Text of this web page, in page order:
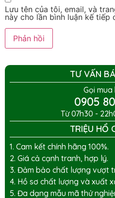
Lưu tên của tôi, email, và
này cho lần bình luận kế tiếp
TƯ VẤN
Gọi mua
0905
Từ 07h30 -
TRIỆU HỔ
1. Cam kết chính hãng 100%.
2. Giá cả cạnh tranh, hợp lý.
3. Đảm bảo chất lượng vượt
4. Hồ sơ chất lượng và xuất
5. Đa dạng mẫu mã thử